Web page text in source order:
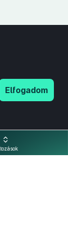
Elfogadom